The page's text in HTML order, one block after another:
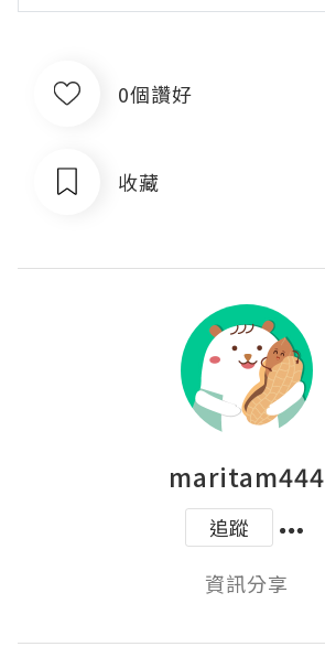
0個讚好
收藏
maritam444
追蹤
資訊分享